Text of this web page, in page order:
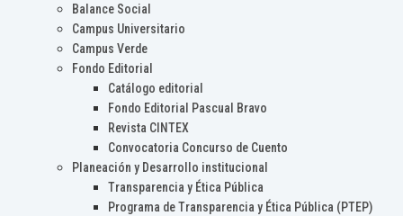
Balance Social
Campus Universitario
Campus Verde
Fondo Editorial
Catálogo editorial
Fondo Editorial Pascual Bravo
Revista CINTEX
Convocatoria Concurso de Cuento
Planeación y Desarrollo institucional
Transparencia y Ética Pública
Programa de Transparencia y Ética Pública (PTEP)